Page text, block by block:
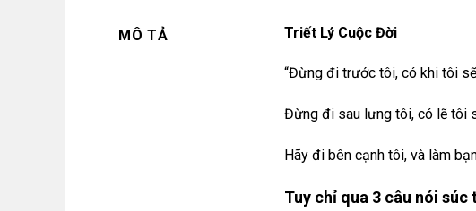
MÔ TẢ Triết Lý Cuộc Đời
“Đừng đi trước tôi, có khi tôi
Đừng đi sau lưng tôi, có lẽ tôi
Hãy đi bên cạnh tôi, và làm
Tuy chỉ qua 3 câu nói